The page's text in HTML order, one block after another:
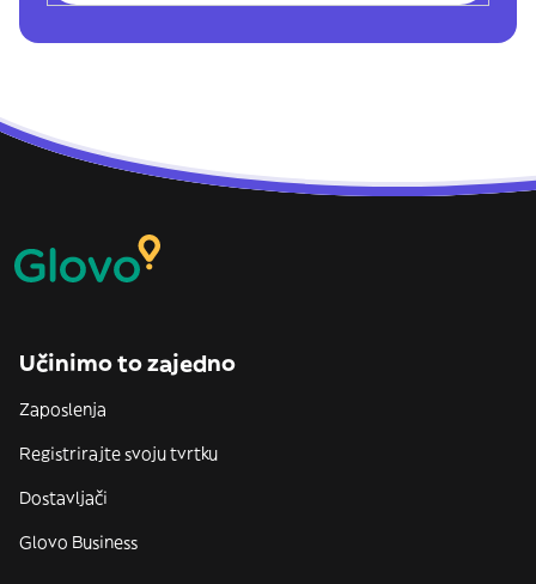
Učinimo to zajedno
Zaposlenja
Registrirajte svoju tvrtku
Dostavljači
Glovo Business